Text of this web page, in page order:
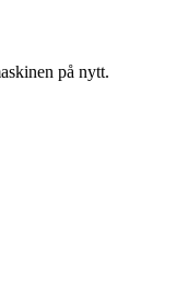
på nytt.